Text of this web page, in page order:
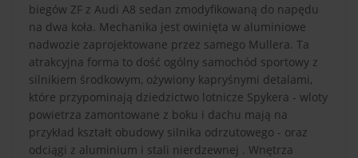
biegów ZF z Audi A8 sedan zmodyfikowaną do napędu
na dwa koła. Mechanika jest owinięta w aluminiowe
nadwozie zaprojektowane przez samego Mullera. Ta
atrakcyjna forma to dość ogólny samochód sportowy z
silnikiem środkowym, ożywiony kapryśnymi detalami,
które przypominają dziedzictwo lotnicze Spykera - wloty
powietrza zamontowane z boku i dachu mają na
przykład kształt obudowy silnika odrzutowego - oraz
odciągi z aluminium i stali nierdzewnej . Wnętrza